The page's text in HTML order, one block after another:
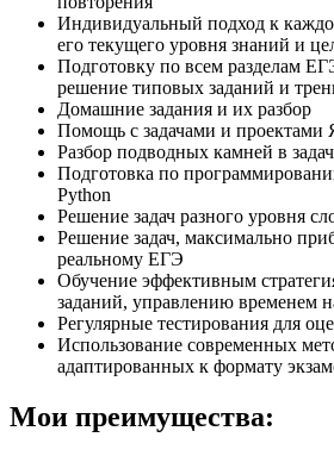
Индивидуальный подход к
его текущего уровня знаний и
Подготовку по всем разделам
решение типовых заданий и
Домашние задания и их разбор
Помощь с задачами и проектами
Разбор подводных камней в
Подготовка по
Python
Решение задач разного уровня
Решение задач, максимально
реальному ЕГЭ
Обучение эффективным
заданий, управлению временем
Регулярные тестирования для
Использование современных
адаптированных к формату
Мои преимущества: